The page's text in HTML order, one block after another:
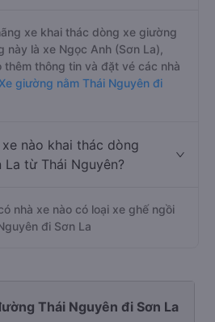
xe khai thác dòng xe giường
này là xe Ngọc Anh (Sơn La),
thêm thông tin và đặt vé các nhà
Xe giường nằm Thái Nguyên đi
nào khai thác dòng
từ Thái Nguyên?
nhà xe nào có loại xe ghế ngồi
đi Sơn La
Thái Nguyên đi Sơn La